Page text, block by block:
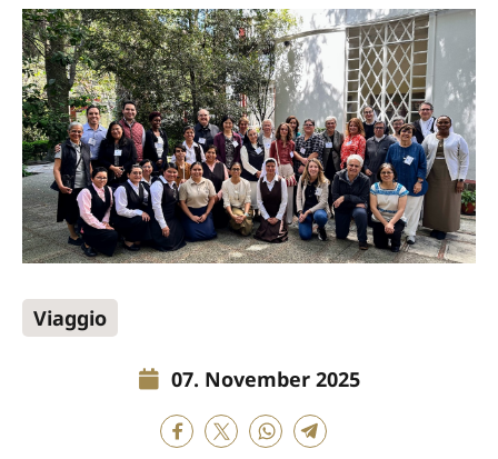
Viaggio
07. November 2025